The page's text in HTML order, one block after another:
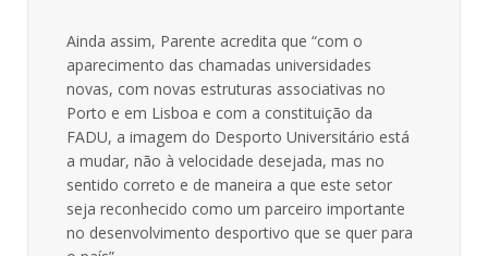
Ainda assim, Parente acredita que “com o
aparecimento das chamadas universidades
novas, com novas estruturas associativas no
Porto e em Lisboa e com a constituição da
FADU, a imagem do Desporto Universitário está
a mudar, não à velocidade desejada, mas no
sentido correto e de maneira a que este setor
seja reconhecido como um parceiro importante
no desenvolvimento desportivo que se quer para